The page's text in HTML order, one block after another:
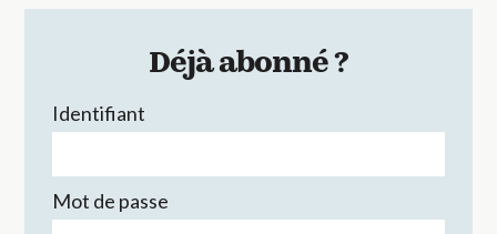
Déjà abonné ?
Identifiant
Mot de passe